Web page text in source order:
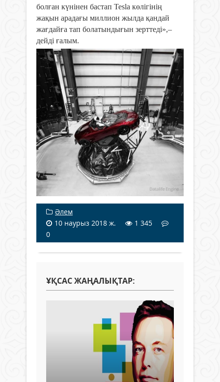
болған күнінен бастап Tesla көлігінің
жақын арадағы миллион жылда қандай
жағдайға тап болатындығын зерттеді»,–
дейді ғалым.
Әлем
10 наурыз 2018 ж.
1 345
0
ҰҚСАС ЖАҢАЛЫҚТАР: